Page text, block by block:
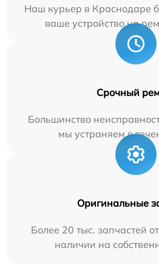
Наш курьер в Краснодаре
ваше устройство на
Срочный
Большинство
мы устраняем в
Оригинальные
Более 20 тыс. запчастей
наличии на